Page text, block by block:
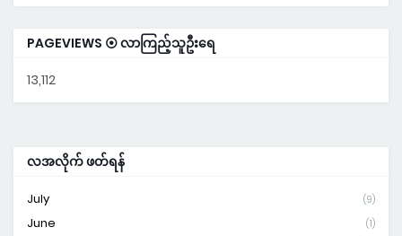
PAGEVIEWS ⦿ လာကြည့်သူဦးရေ
13,112
လအလိုက် ဖတ်ရန်
July (9)
June (1)